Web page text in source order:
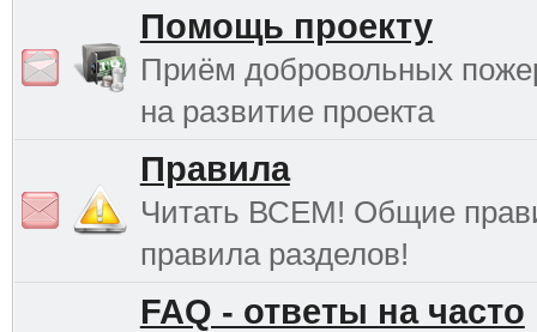
Помощь проекту
Приём добровольных
на развитие проекта
Правила
Читать ВСЕМ! Общие
правила разделов!
FAQ - ответы на часто